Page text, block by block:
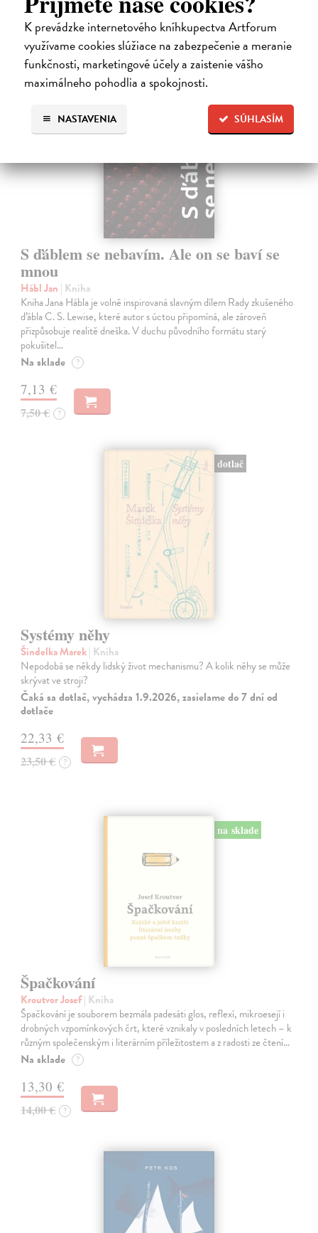
K prevádzke internetového kníhkupectva Artforum
využívame cookies slúžiace na zabezpečenie a meranie
funkčnosti, marketingové účely a zaistenie vášho
maximálneho pohodlia a spokojnosti.
SÚHLASÍM
NASTAVENIA
14,73 €
15,50 € ?
S ďáblem se nebavím. Ale on se baví se
mnou
Hábl Jan | Kniha
Kniha Jana Hábla je volně inspirovaná slavným dílem Rady zkušeného
ďábla C. S. Lewise, které autor s úctou připomíná, ale zároveň
přizpůsobuje realitě dneška. V duchu původního formátu starý
pokušitel…
Na sklade ?
7,13 €
7,50 € ?
dotlač
Systémy něhy
Šindelka Marek| Kniha
Nepodobá se někdy lidský život mechanismu? A kolik něhy se může
skrývat ve stroji?
Čaká sa dotlač, vychádza 1.9.2026, zasielame do 7 dní od
dotlače
22,33 €
23,50 € ?
na sklade
Špačkování
Kroutvor Josef| Kniha
Špačkování je souborem bezmála padesáti glos, reflexí, mikroesejí i
drobných vzpomínkových črt, které vznikaly v posledních letech – k
různým společenským i literárním příležitostem a z radosti ze čtení…
Na sklade ?
13,30 €
14,00 € ?